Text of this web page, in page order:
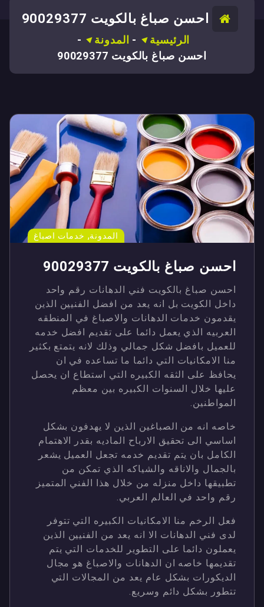
احسن صباغ بالكويت 90029377
الرئيسية -المدونة -
احسن صباغ بالكويت 90029377
المدونة,خدمات اصباغ
احسن صباغ بالكويت 90029377
احسن صباغ بالكويت فني الدهانات رقم واحد
داخل الكويت بل انه يعد من افضل الفنيين الذين
يقدمون خدمات الدهانات والاصباغ في المنطقه
العربيه الذي يعمل دائما على تقديم افضل خدمه
للعميل بافضل شكل جمالي وذلك لانه يتمتع بكثير
منا الامكانيات التي دائما ما تساعده في ان
يحافظ على الثقه الكبيره التي استطاع ان يحصل
عليها خلال السنوات الكبيره بين معظم
المواطنين.
خاصه انه من الصباغين الذين لا يهدفون بشكل
اساسي الى تحقيق الارباح الماديه بقدر الاهتمام
الكامل بان يتم تقديم خدمه تجعل العميل يشعر
بالجمال والاناقه والشياكه الذي تمكن من
تطبيقها داخل منزله من خلال هذا الفني المتميز
رقم واحد في العالم العربي.
فعل الرخم منا الامكانيات الكبيره التي تتوفر
لدى فني الدهانات الا انه يعد من الفنيين الذين
يعملون دائما على التطوير للخدمات التي يتم
تقديمها خاصه ان الدهانات والاصباغ هو مجال
الديكورات بشكل عام يعد من المجالات التي
تتطور بشكل دائم وسريع.